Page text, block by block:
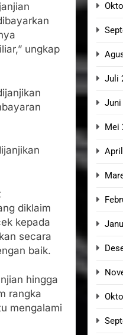
ungkap
diklaim
kepada
secara
baik.
hingga
rangka
mengalami
Juli
Juni
Mei